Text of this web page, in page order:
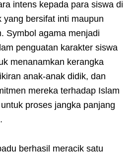
intens kepada para siswa di
yang bersifat inti maupun
Symbol agama menjadi
penguatan karakter siswa
menanamkan kerangka
anak-anak didik, dan
mereka terhadap Islam
proses jangka panjang
berhasil meracik satu